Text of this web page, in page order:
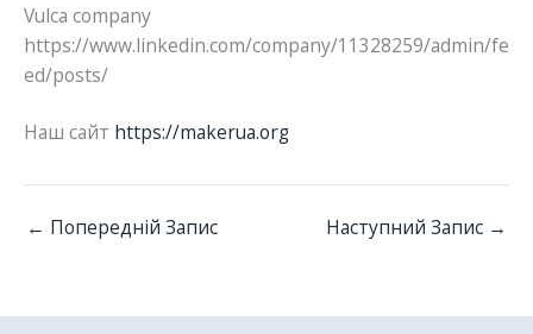
Vulca company
https://www.linkedin.com/company/11328259/admin/fe
ed/posts/
Наш сайт https://makerua.org
← Попередній Запис Наступний Запис →